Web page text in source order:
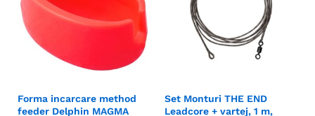
Forma incarcare method
feeder Delphin MAGMA
Set Monturi THE END
Leadcore + vartej, 1 m,